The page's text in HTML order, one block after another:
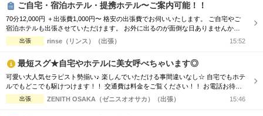
ご自宅・宿泊ホテル・提携ホテル〜ご案内可能！！
70分12,000円 ＋出張費1,000円〜 格安の出張費でお伺いいたします。 ご自宅やご
宿泊ホテルも出張させていただけます。 お外に出るのが面倒な日ありませんか？
雨が降ってて濡れるのが嫌な日ありませんか？ 極秘オプションで五感全てお楽し
みください。
出張 rinse（リンス）（出張） 15:52
最短スグ★自宅やホテルに美女呼べちゃいます◎
可愛い大人気セラピスト勢揃い♪ 楽しんでいただける事間違いなし☆ 自宅でもホテ
ルでもどこでも駆けつけます！！ 交通費は料金をご覧ください！！ お電話お待ち
しております(^^♪ TEL070-5654-8310 営業時間;10:00-翌5:00 場所;日本橋、谷九付
近
出張 ZENITH OSAKA（ゼニスオオサカ）（出張） 15:46